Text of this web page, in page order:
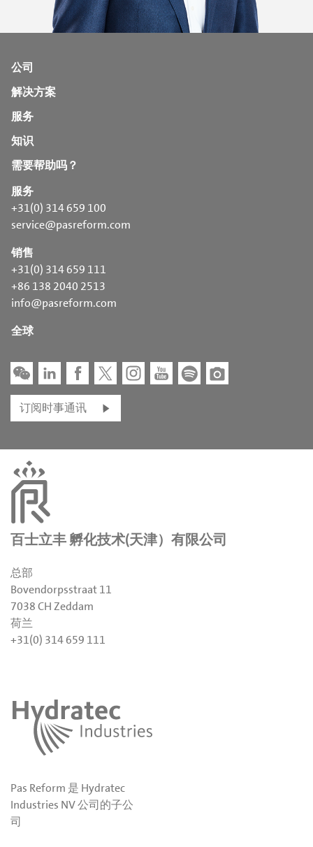
公司
解决方案
服务
知识
需要帮助吗？
服务
+31(0) 314 659 100
service@pasreform.com
销售
+31(0) 314 659 111
+86 138 2040 2513
info@pasreform.com
全球
订阅时事通讯
百士立丰 孵化技术(天津）有限公司
总部
Bovendorpsstraat 11
7038 CH Zeddam
荷兰
+31(0) 314 659 111
Pas Reform 是 Hydratec
Industries NV 公司的子公
司